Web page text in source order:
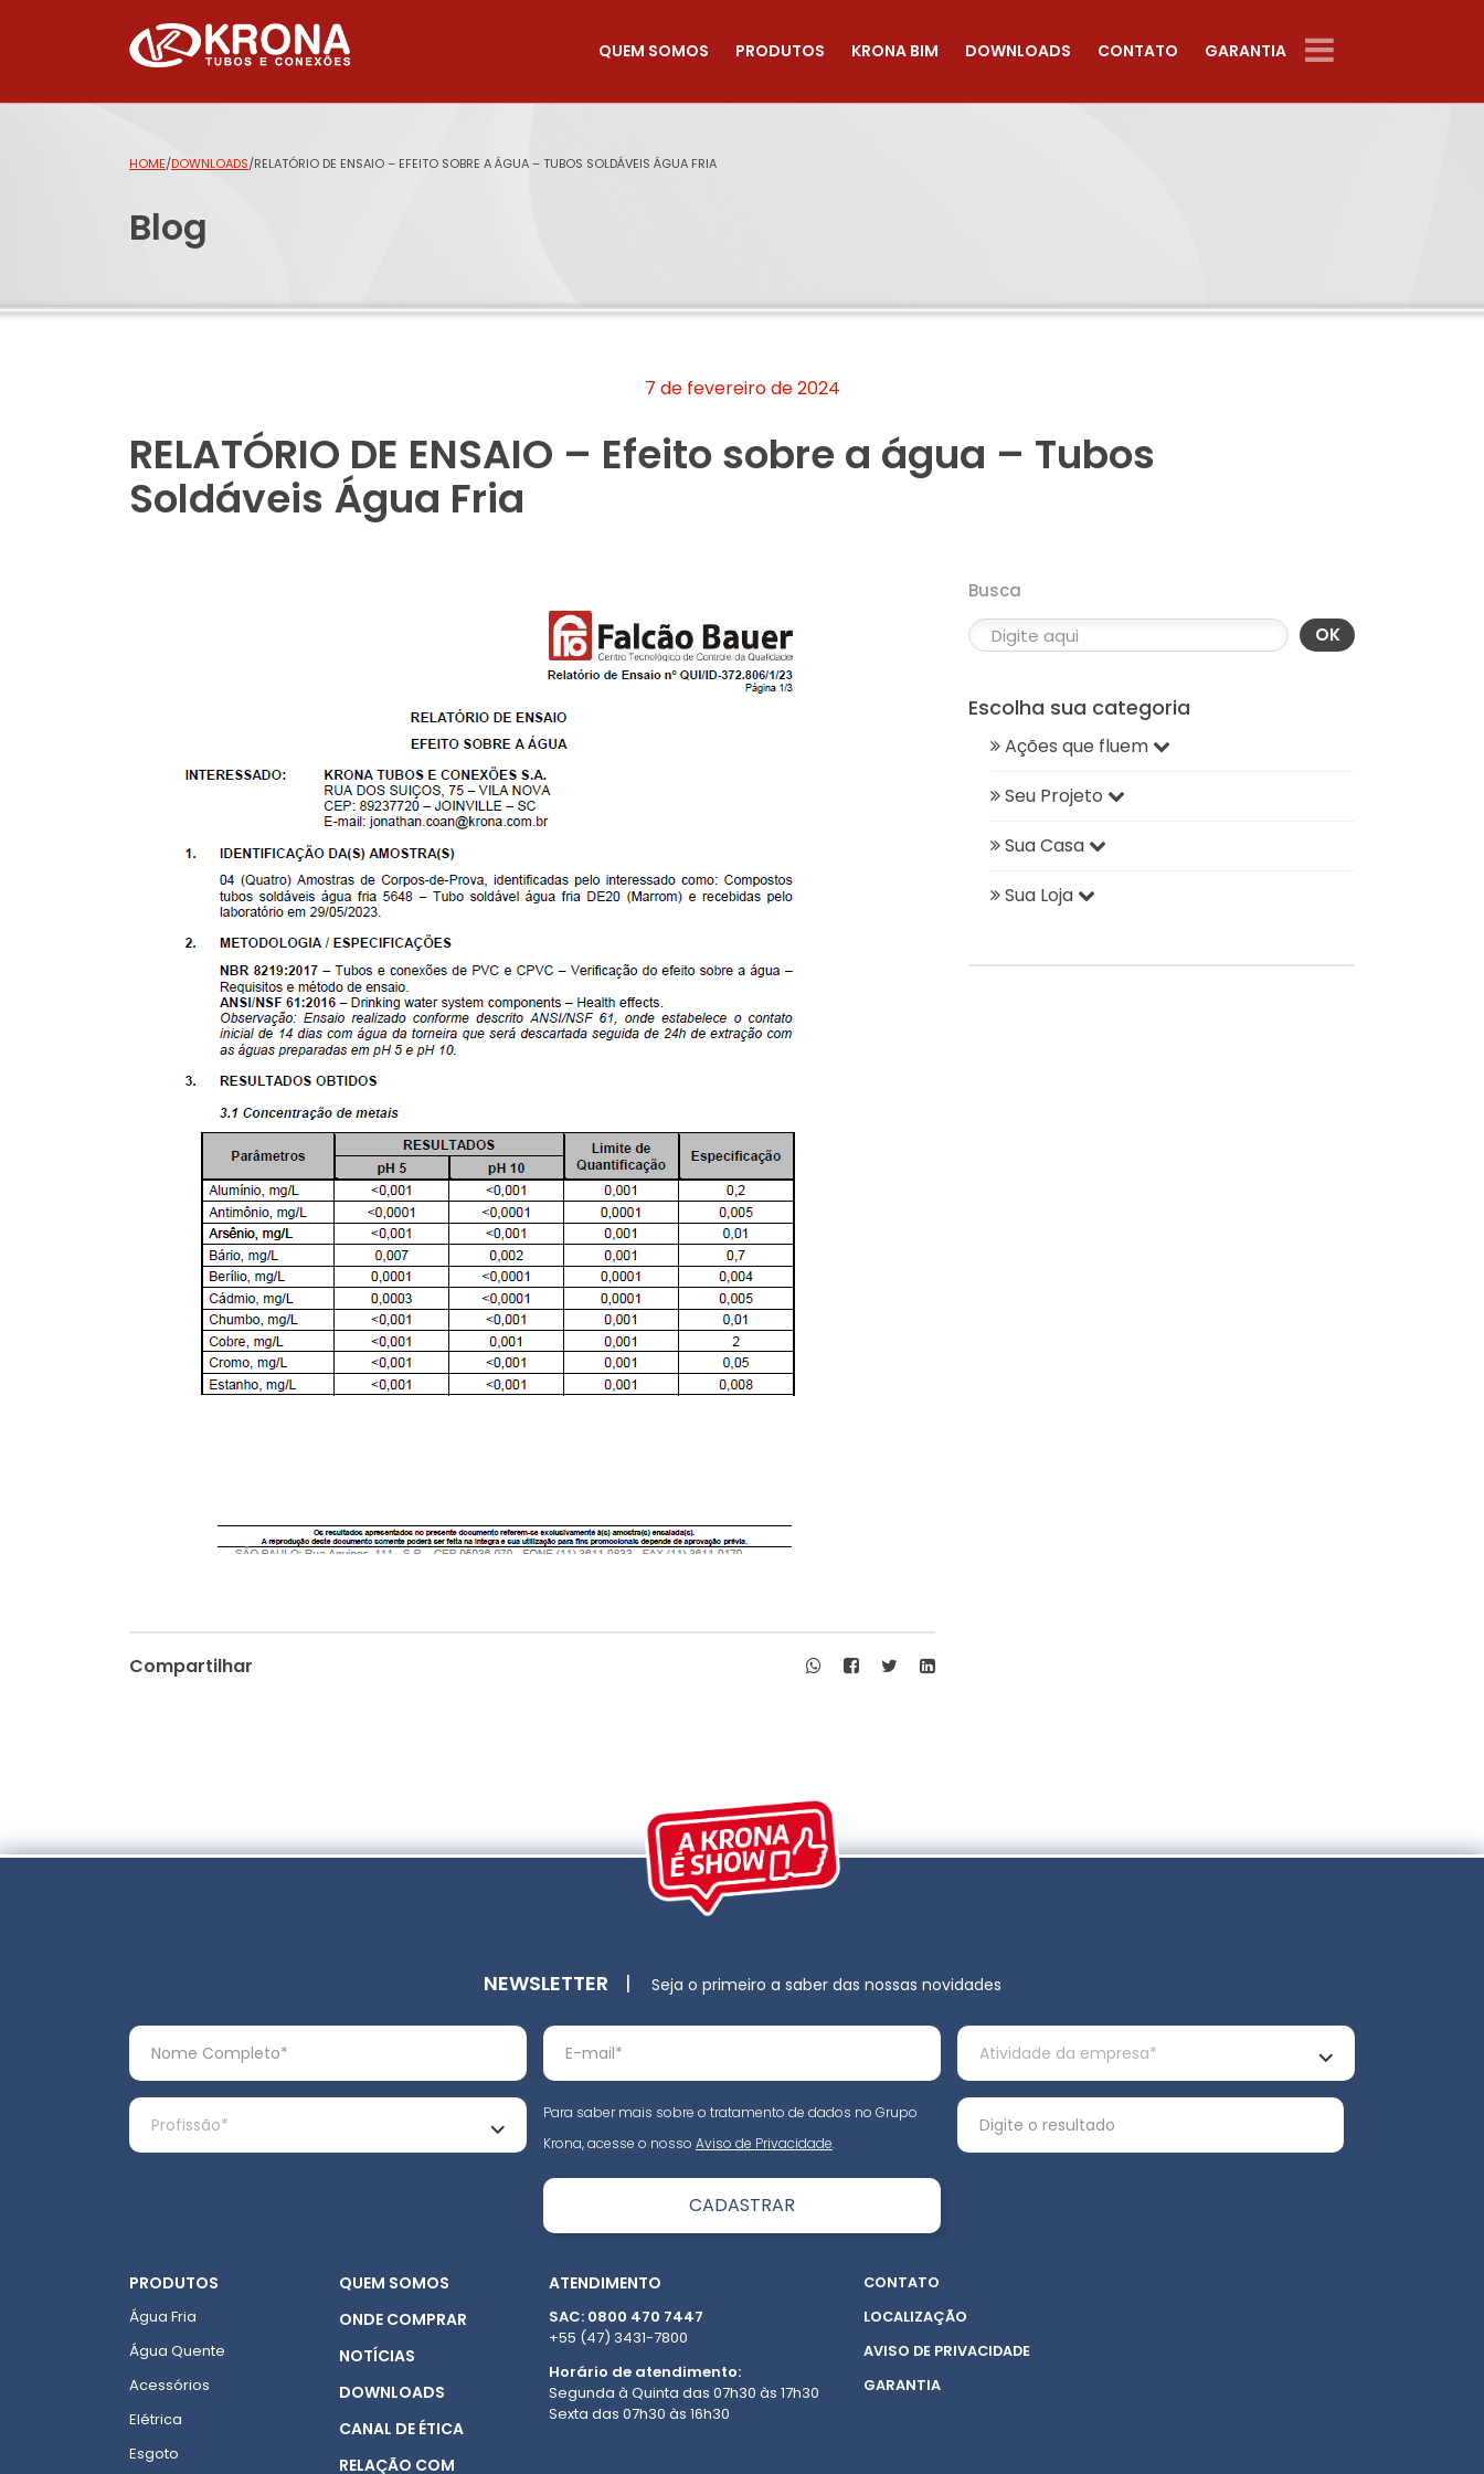
QUEM SOMOS PRODUTOS KRONA BIM DOWNLOADS CONTATO GARANTIA
HOME/DOWNLOADS/RELATÓRIO DE ENSAIO – EFEITO SOBRE A ÁGUA – TUBOS SOLDÁVEIS ÁGUA FRIA
Blog
7 de fevereiro de 2024
RELATÓRIO DE ENSAIO – Efeito sobre a água – Tubos
Soldáveis Água Fria
Compartilhar
Busca
OK
Escolha sua categoria
Ações que fluem
Seu Projeto
Sua Casa
Sua Loja
NEWSLETTER | Seja o primeiro a saber das nossas novidades
Para saber mais sobre o tratamento de dados no Grupo
Krona, acesse o nosso Aviso de Privacidade.
PRODUTOS
Água Fria
Água Quente
Acessórios
Elétrica
Esgoto
QUEM SOMOS
ONDE COMPRAR
NOTÍCIAS
DOWNLOADS
CANAL DE ÉTICA
RELAÇÃO COM
ATENDIMENTO
SAC: 0800 470 7447
+55 (47) 3431-7800
Horário de atendimento:
Segunda à Quinta das 07h30 às 17h30
Sexta das 07h30 às 16h30
CONTATO
LOCALIZAÇÃO
AVISO DE PRIVACIDADE
GARANTIA